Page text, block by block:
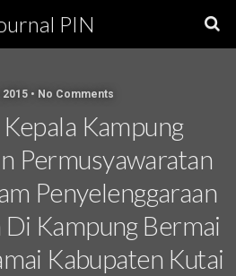
PIN
2015 • No Comments
Kampung
Permusyawaratan
Penyelenggaraan
Kampung Bermai
Kabupaten Kutai